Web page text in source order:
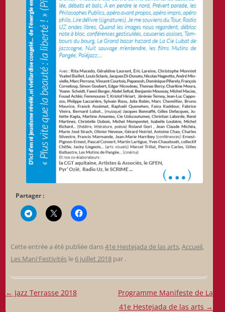
Partager :
Cette entrée a été publiée dans41e Hestejada de las arts,Accueil,
Les Mani'Festivités le 6 juillet 2018 par .
Navigation
← Jazz Terrasse 2018
Programme Manifeste de La
41e Hestejada de las arts →